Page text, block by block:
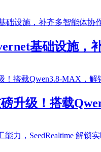
基础设施，
升级！搭载